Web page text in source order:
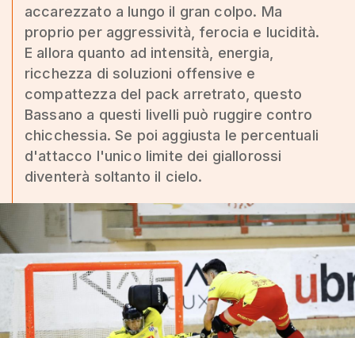
accarezzato a lungo il gran colpo. Ma
proprio per aggressività, ferocia e lucidità.
E allora quanto ad intensità, energia,
ricchezza di soluzioni offensive e
compattezza del pack arretrato, questo
Bassano a questi livelli può ruggire contro
chicchessia. Se poi aggiusta le percentuali
d'attacco l'unico limite dei giallorossi
diventerà soltanto il cielo.